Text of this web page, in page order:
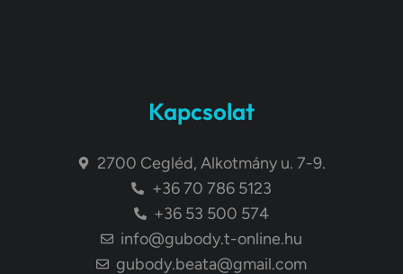
Kapcsolat
2700 Cegléd, Alkotmány u. 7-9.
+36 70 786 5123
+36 53 500 574
info@gubody.t-online.hu
gubody.beata@gmail.com